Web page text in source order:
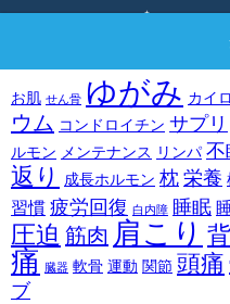
お肌 せん骨 ゆがみ カイロ
ウム コンドロイチン サプリ
ルモン メンテナンス リンパ 不
返り
成長ホルモン 枕栄養
習慣 疲労回復 白内障 睡眠
圧迫 筋肉 肩こり
痛 臓器 軟骨 運動 関節 頭痛
ブ